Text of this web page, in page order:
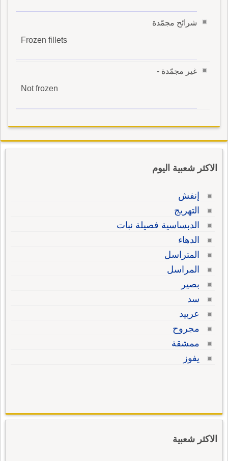
شرائح مجمّدة
Frozen fillets
غير مجمّدة -
Not frozen
الاكثر شعبية اليوم
إنفش
التهريج
الدبساسية فصيلة نبات
الدهاء
المتراسل
المراسل
بصير
سد
عربيد
مجروح
ممشقة
يفوز
الاكثر شعبية